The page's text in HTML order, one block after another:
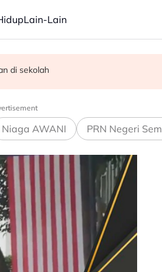
Lain-Lain
agama
di sekolah
Niaga AWANI PRN Negeri